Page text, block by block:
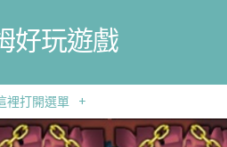
好玩遊戲
裡打開選單 +